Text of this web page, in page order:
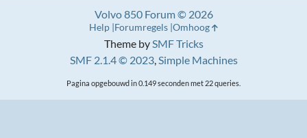
Theme bySMF Tricks
SMF 2.1.4 © 2023,Simple Machines
Volvo 850 Forum © 2026
Help Forumregels Omhoog
Pagina opgebouwd in 0.149 seconden met 22 queries.